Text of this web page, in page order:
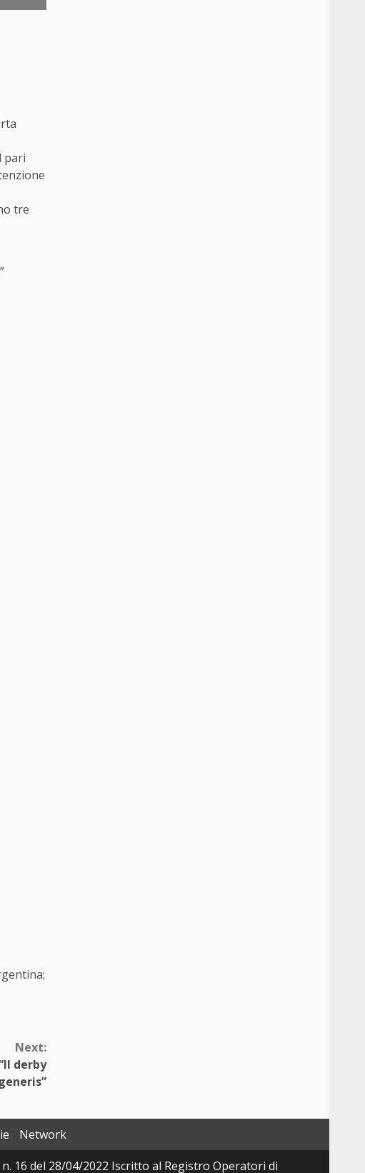
pari
tre
Next:
derby
Network
16 del 28/04/2022 Iscritto al Registro Operatori di